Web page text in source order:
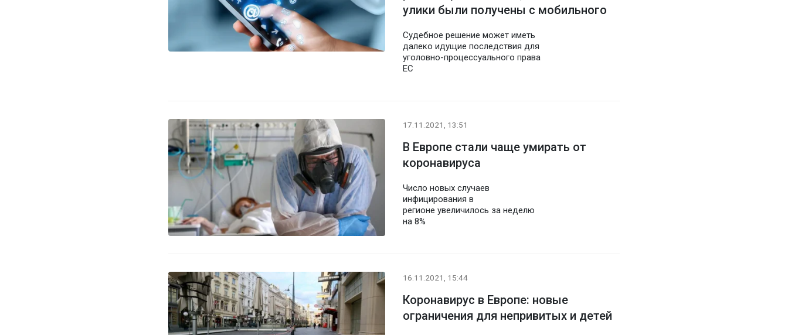
улики были получены с мобильного
Судебное решение может иметь
далеко идущие последствия для
уголовно-процессуального права
ЕС
17.11.2021, 13:51
В Европе стали чаще умирать от
коронавируса
Число новых случаев
инфицирования в
регионе увеличилось за неделю
на 8%
16.11.2021, 15:44
Коронавирус в Европе: новые
ограничения для непривитых и детей